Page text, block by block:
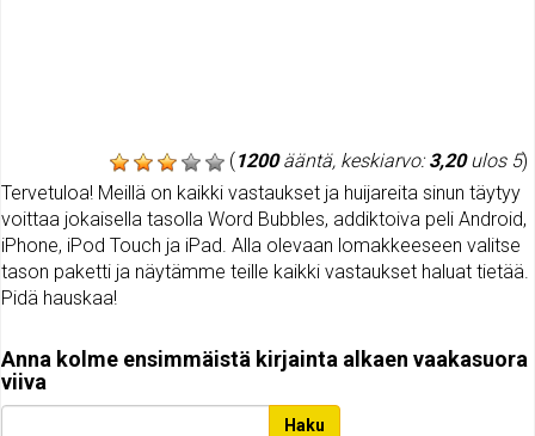
(1200ääntä, keskiarvo:3,20ulos 5)
Tervetuloa! Meillä on kaikki vastaukset ja huijareita sinun täytyy
voittaa jokaisella tasolla Word Bubbles, addiktoiva peli Android,
iPhone, iPod Touch ja iPad. Alla olevaan lomakkeeseen valitse
tason paketti ja näytämme teille kaikki vastaukset haluat tietää.
Pidä hauskaa!
Anna kolme ensimmäistä kirjainta alkaen vaakasuora
viiva
Haku